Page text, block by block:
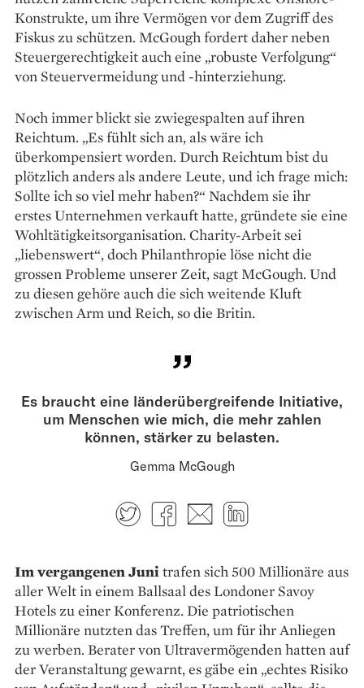
Konstrukte, um ihre Vermögen vor dem Zugriff des
Fiskus zu schützen. McGough fordert daher neben
Steuer­gerechtigkeit auch eine „robuste Verfolgung“
von Steuervermeidung und -hinterziehung.
Noch immer blickt sie zwie­gespalten auf ihren
Reichtum. „Es fühlt sich an, als wäre ich
überkompensiert worden. Durch Reichtum bist du
plötzlich anders als andere Leute, und ich frage mich:
Sollte ich so viel mehr haben?“ Nachdem sie ihr
erstes Unternehmen verkauft hatte, gründete sie eine
Wohltätigkeitsorganisation. Charity-Arbeit sei
„liebenswert“, doch Philanthropie löse nicht die
grossen Probleme unserer Zeit, sagt McGough. Und
zu diesen gehöre auch die sich weitende Kluft
zwischen Arm und Reich, so die Britin.
Es braucht eine länderübergreifende Initiative,
um Menschen wie mich, die mehr zahlen
können, stärker zu belasten.
Gemma McGough
TwitterFacebook
E-mail
Im vergangenen Junitrafen sich 500 Millionäre aus
aller Welt in einem Ballsaal des Londoner Savoy
Hotels zu einer Konferenz. Die patriotischen
Millionäre nutzten das Treffen, um für ihr Anliegen
zu werben. Berater von Ultravermögenden hatten auf
der Veranstaltung gewarnt, es gäbe ein „echtes Risiko